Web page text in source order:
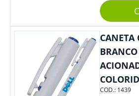
Elástico
Segurança
Ofereça A
CANETA
BRANCO
COD.: 1439